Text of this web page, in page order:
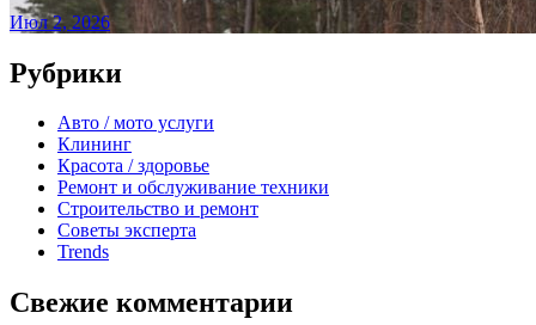
Июл 2, 2026
Рубрики
Авто / мото услуги
Клининг
Красота / здоровье
Ремонт и обслуживание техники
Строительство и ремонт
Советы эксперта
Trends
Свежие комментарии